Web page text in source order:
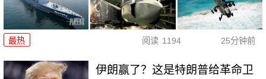
最热 阅读 1194 25分钟前
伊朗赢了？这是特朗普给革命卫